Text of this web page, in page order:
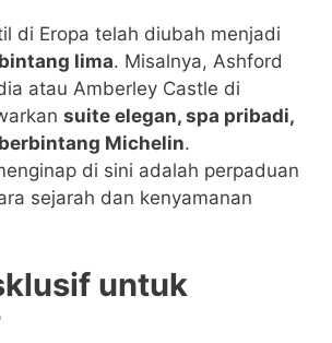
di Eropa telah diubah menjadi
lima. Misalnya, Ashford
atau Amberley Castle di
suite elegan, spa pribadi,
Michelin.
di sini adalah perpaduan
sejarah dan kenyamanan
untuk